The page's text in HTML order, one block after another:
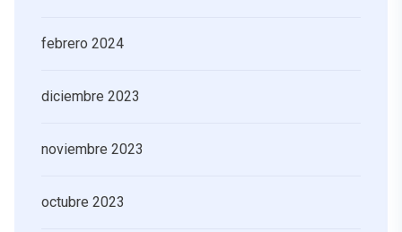
febrero 2024
diciembre 2023
noviembre 2023
octubre 2023